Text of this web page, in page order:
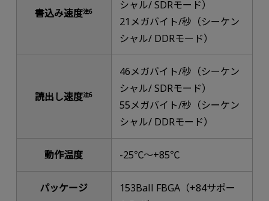
書込み速度注6
シャル/ SDRモード）
21メガバイト/秒（シーケン
シャル/ DDRモード）
読出し速度注6
46メガバイト/秒（シーケン
シャル/ SDRモード）
55メガバイト/秒（シーケン
シャル/ DDRモード）
動作温度 -25℃～+85℃
パッケージ
153Ball FBGA（+84サポー